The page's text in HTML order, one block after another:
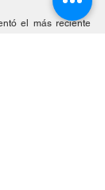
el más reciente